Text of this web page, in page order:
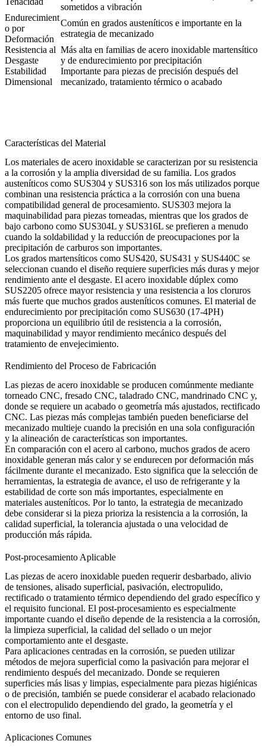
sometidos a vibración
Endurecimient
o por
Deformación
Común en grados austeníticos e importante en la
estrategia de mecanizado
Resistencia al
Desgaste
Más alta en familias de acero inoxidable martensítico
y de endurecimiento por precipitación
Estabilidad
Dimensional
Importante para piezas de precisión después del
mecanizado, tratamiento térmico o acabado
Características del Material
Los materiales de acero inoxidable se caracterizan por su resistencia
a la corrosión y la amplia diversidad de su familia. Los grados
austeníticos como SUS304 y SUS316 son los más utilizados porque
combinan una resistencia práctica a la corrosión con una buena
compatibilidad general de procesamiento. SUS303 mejora la
maquinabilidad para piezas torneadas, mientras que los grados de
bajo carbono como SUS304L y SUS316L se prefieren a menudo
cuando la soldabilidad y la reducción de preocupaciones por la
precipitación de carburos son importantes.
Los grados martensíticos como SUS420, SUS431 y SUS440C se
seleccionan cuando el diseño requiere superficies más duras y mejor
rendimiento ante el desgaste. El acero inoxidable dúplex como
SUS2205 ofrece mayor resistencia y una resistencia a los cloruros
más fuerte que muchos grados austeníticos comunes. El material de
endurecimiento por precipitación como SUS630 (17-4PH)
proporciona un equilibrio útil de resistencia a la corrosión,
maquinabilidad y mayor rendimiento mecánico después del
tratamiento de envejecimiento.
Rendimiento del Proceso de Fabricación
Las piezas de acero inoxidable se producen comúnmente mediante
torneado CNC, fresado CNC, taladrado CNC, mandrinado CNC y,
donde se requiere un acabado o geometría más ajustados, rectificado
CNC. Las piezas más complejas también pueden beneficiarse del
mecanizado multieje cuando la precisión en una sola configuración
y la alineación de características son importantes.
En comparación con el acero al carbono, muchos grados de acero
inoxidable generan más calor y se endurecen por deformación más
fácilmente durante el mecanizado. Esto significa que la selección de
herramientas, la estrategia de avance, el uso de refrigerante y la
estabilidad de corte son más importantes, especialmente en
materiales austeníticos. Por lo tanto, la estrategia de mecanizado
debe considerar si la pieza prioriza la resistencia a la corrosión, la
calidad superficial, la tolerancia ajustada o una velocidad de
producción más rápida.
Post-procesamiento Aplicable
Las piezas de acero inoxidable pueden requerir desbarbado, alivio
de tensiones, alisado superficial, pasivación, electropulido,
rectificado o tratamiento térmico dependiendo del grado específico y
el requisito funcional. El post-procesamiento es especialmente
importante cuando el diseño depende de la resistencia a la corrosión,
la limpieza superficial, la calidad del sellado o un mejor
comportamiento ante el desgaste.
Para aplicaciones centradas en la corrosión, se pueden utilizar
métodos de mejora superficial como la pasivación para mejorar el
rendimiento después del mecanizado. Donde se requieren
superficies más lisas y limpias, especialmente para piezas higiénicas
o de precisión, también se puede considerar el acabado relacionado
con el electropulido dependiendo del grado, la geometría y el
entorno de uso final.
Aplicaciones Comunes